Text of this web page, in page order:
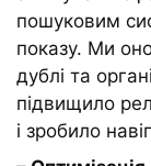
пошуковим
показу. Ми
дублі та
підвищило
і зробило